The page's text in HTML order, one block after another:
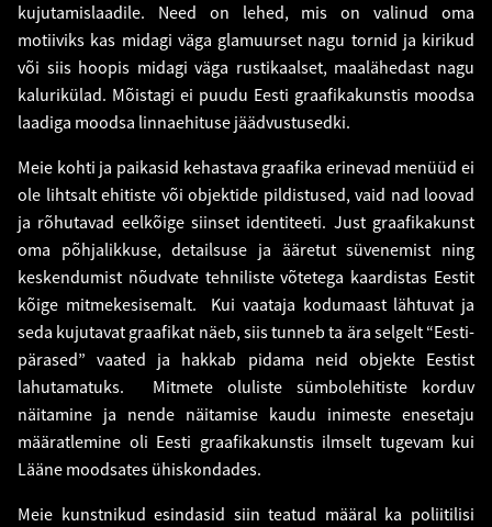
kujutamislaadile. Need on lehed, mis on valinud oma
motiiviks kas midagi väga glamuurset nagu tornid ja kirikud
või siis hoopis midagi väga rustikaalset, maalähedast nagu
kalurikülad. Mõistagi ei puudu Eesti graafikakunstis moodsa
laadiga moodsa linnaehituse jäädvustusedki.
Meie kohti ja paikasid kehastava graafika erinevad menüüd ei
ole lihtsalt ehitiste või objektide pildistused, vaid nad loovad
ja rõhutavad eelkõige siinset identiteeti. Just graafikakunst
oma põhjalikkuse, detailsuse ja ääretut süvenemist ning
keskendumist nõudvate tehniliste võtetega kaardistas Eestit
kõige mitmekesisemalt. Kui vaataja kodumaast lähtuvat ja
seda kujutavat graafikat näeb, siis tunneb ta ära selgelt “Eesti-
pärased” vaated ja hakkab pidama neid objekte Eestist
lahutamatuks. Mitmete oluliste sümbolehitiste korduv
näitamine ja nende näitamise kaudu inimeste enesetaju
määratlemine oli Eesti graafikakunstis ilmselt tugevam kui
Lääne moodsates ühiskondades.
Meie kunstnikud esindasid siin teatud määral ka poliitilisi